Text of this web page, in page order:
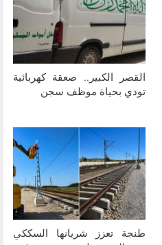
القصر الكبير.. صعقة كهربائية
تودي بحياة موظف سجن
طنجة تعزز شريانها السككي